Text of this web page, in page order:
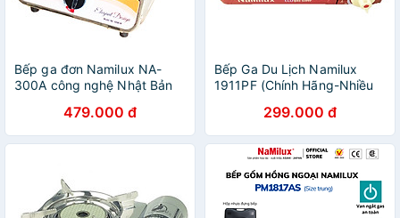
Bếp ga đơn Namilux NA-
300A công nghệ Nhật Bản
chính hãng479.000 đ
Bếp Ga Du Lịch Namilux
1911PF (Chính Hãng-Nhiều
299.000 đ